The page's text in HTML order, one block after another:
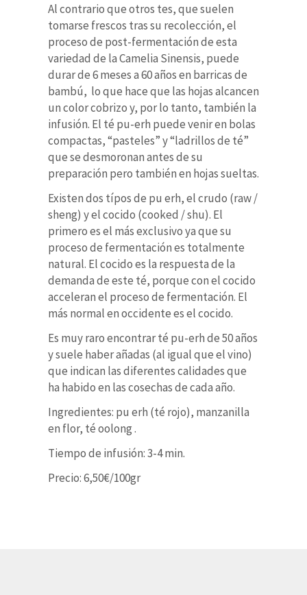
Al contrario que otros tes, que suelen
tomarse frescos tras su recolección, el
proceso de post-fermentación de esta
variedad de la Camelia Sinensis, puede
durar de 6 meses a 60 años en barricas de
bambú, lo que hace que las hojas alcancen
un color cobrizo y, por lo tanto, también la
infusión. El té pu-erh puede venir en bolas
compactas, “pasteles” y “ladrillos de té”
que se desmoronan antes de su
preparación pero también en hojas sueltas.
Existen dos típos de pu erh, el crudo (raw /
sheng) y el cocido (cooked / shu). El
primero es el más exclusivo ya que su
proceso de fermentación es totalmente
natural. El cocido es la respuesta de la
demanda de este té, porque con el cocido
acceleran el proceso de fermentación. El
más normal en occidente es el cocido.
Es muy raro encontrar té pu-erh de 50 años
y suele haber añadas (al igual que el vino)
que indican las diferentes calidades que
ha habido en las cosechas de cada año.
Ingredientes: pu erh (té rojo), manzanilla
en flor, té oolong .
Tiempo de infusión: 3-4 min.
Precio: 6,50€/100gr